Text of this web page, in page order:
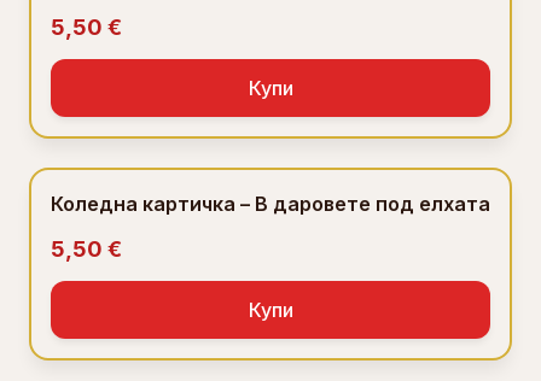
5,50 €
Купи
Коледна картичка – В даровете под елхата
5,50 €
Купи